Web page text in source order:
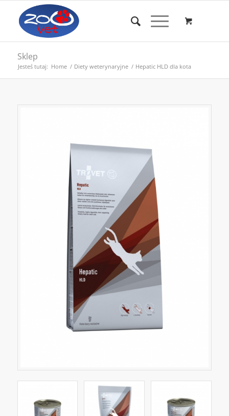
Sklep
Jesteś tutaj: Home / Diety weterynaryjne / Hepatic HLD dla kota